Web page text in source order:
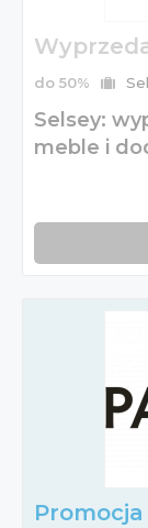
do 50%
Selsey:
meble i
Promocja